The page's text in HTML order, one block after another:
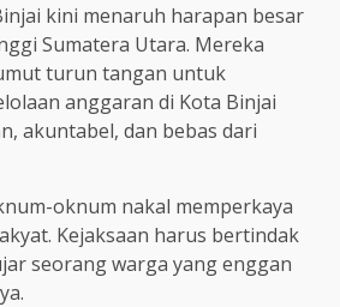
kini menaruh harapan besar
Sumatera Utara. Mereka
turun tangan untuk
anggaran di Kota Binjai
akuntabel, dan bebas dari
oknum nakal memperkaya
Kejaksaan harus bertindak
seorang warga yang enggan